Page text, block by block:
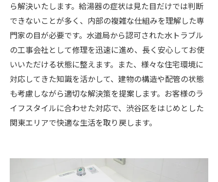
ら解決いたします。給湯器の症状は見た目だけでは判断
できないことが多く、内部の複雑な仕組みを理解した専
門家の目が必要です。水道局から認可された水トラブル
の工事会社として修理を迅速に進め、長く安心してお使
いいただける状態に整えます。また、様々な住宅環境に
対応してきた知識を活かして、建物の構造や配管の状態
も考慮しながら適切な解決策を提案します。お客様のラ
イフスタイルに合わせた対応で、渋谷区をはじめとした
関東エリアで快適な生活を取り戻します。